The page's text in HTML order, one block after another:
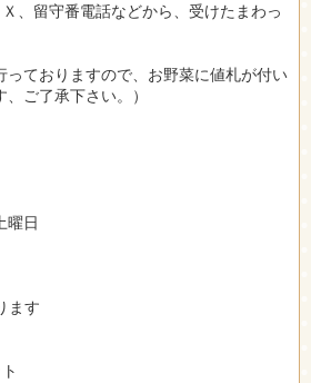
、留守番電話などから、受けたまわっ
っておりますので、お野菜に値札が付い
ご了承下さい。）
曜日
ます